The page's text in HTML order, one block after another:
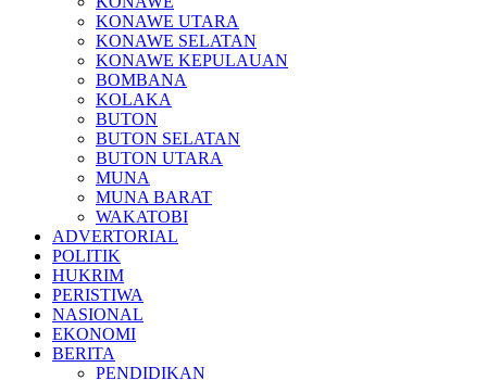
KONAWE UTARA
KONAWE SELATAN
KONAWE KEPULAUAN
BOMBANA
KOLAKA
BUTON
BUTON SELATAN
BUTON UTARA
MUNA
MUNA BARAT
WAKATOBI
ADVERTORIAL
POLITIK
HUKRIM
PERISTIWA
NASIONAL
EKONOMI
BERITA
PENDIDIKAN